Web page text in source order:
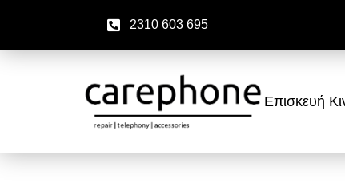
2310 603 695
Επισκευή